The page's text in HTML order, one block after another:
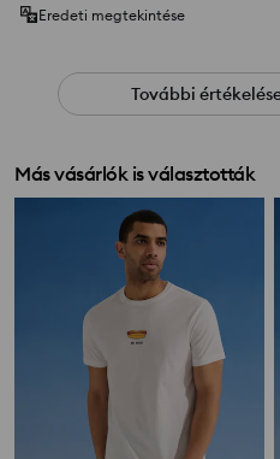
Eredeti megtekintése
További
Más vásárlók is választották